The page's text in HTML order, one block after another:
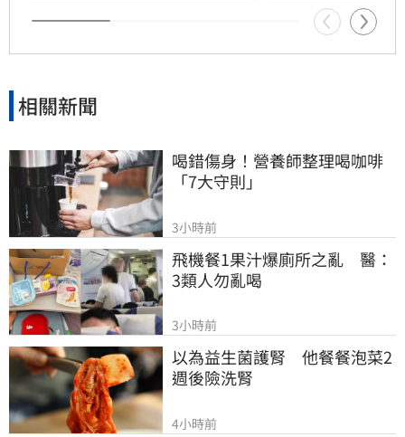
相關新聞
喝錯傷身！營養師整理喝咖啡
「7大守則」
3小時前
飛機餐1果汁爆廁所之亂　醫：
3類人勿亂喝
3小時前
以為益生菌護腎　他餐餐泡菜2
週後險洗腎
4小時前